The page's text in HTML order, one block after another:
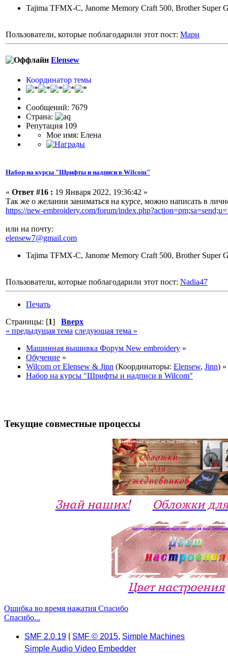
Tajima TFMX-C, Janome Memory Craft 500, Brother Super
Пользователи, которые поблагодарили этот пост: Мари
Elensew
Координатор темы
Сообщений: 7679
Страна:
Репутация 109
Мое имя: Елена
Набор на курсы "Шрифты и надписи в Wilcom"
« Ответ #16 : 19 Января 2022, 19:36:42 »
Так же о желании заниматься на курсе, можно написать в
https://new-embroidery.com/forum/
или на почту:
elensew7@gmail.com
Tajima TFMX-C, Janome Memory Craft 500, Brother Super
Пользователи, которые поблагодарили этот пост: Nadia47
Печать
Страницы: [1] Вверх
« предыдущая тема следующая тема »
Машинная вышивка Форум New embroidery »
Обучение »
Wilcom от Elensew & Jinn (Координаторы: Elensew, Jinn) »
Набор на курсы "Шрифты и надписи в Wilcom"
Текущие совместные процессы
Знай наших! Обложки
Цвет настроения
Ошибка во время нажатия Спасибо
Спасибо...
SMF 2.0.19 SMF © 2015, Simple Machines
Simple Audio Video Embedder